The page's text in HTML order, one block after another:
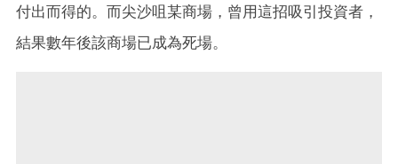
付出而得的。而尖沙咀某商場，曾用這招吸引投資者，
結果數年後該商場已成為死場。